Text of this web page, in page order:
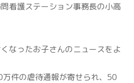
看護ステーション事務長の小高
なったお子さんのニュースをよ
件の虐待通報が寄せられ、50